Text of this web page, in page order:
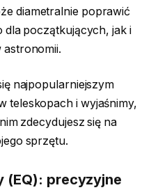
diametralnie poprawić
dla początkujących, jak i
astronomii.
najpopularniejszym
teleskopach i wyjaśnimy,
zdecydujesz się na
sprzętu.
(EQ): precyzyjne